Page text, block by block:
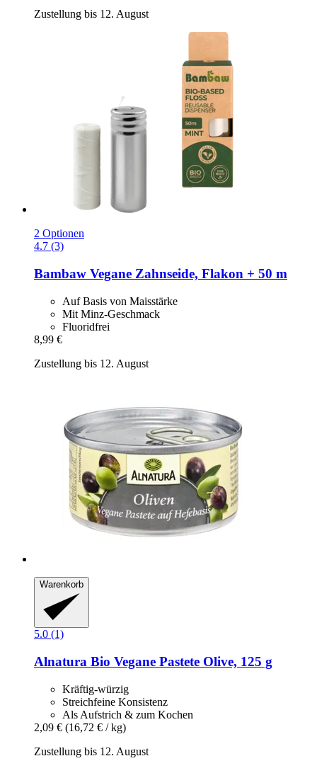
Zustellung bis 12. August
2 Optionen
4.7 (3)
Bambaw Vegane Zahnseide, Flakon + 50 m
Auf Basis von Maisstärke
Mit Minz-Geschmack
Fluoridfrei
8,99 €
Zustellung bis 12. August
Warenkorb
5.0 (1)
Alnatura Bio Vegane Pastete Olive, 125 g
Kräftig-würzig
Streichfeine Konsistenz
Als Aufstrich & zum Kochen
2,09 € (16,72 € / kg)
Zustellung bis 12. August